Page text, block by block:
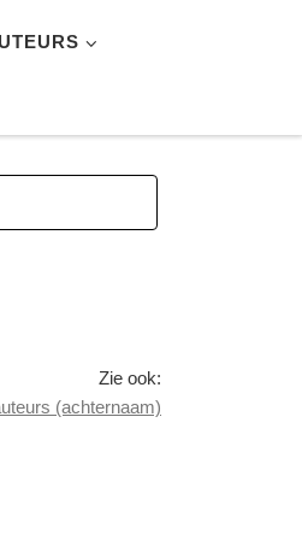
Zie ook:
(achternaam)